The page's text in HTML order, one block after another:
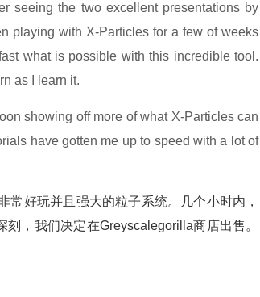
seeing the two excellent presentations by
playing with X-Particles for a few of weeks
what is possible with this incredible tool.
as I learn it.
showing off more of what X-Particles can
have gotten me up to speed with a lot of
常好玩并且强大的粒子系统。几个小时内，
，我们决定在Greyscalegorilla商店出售。